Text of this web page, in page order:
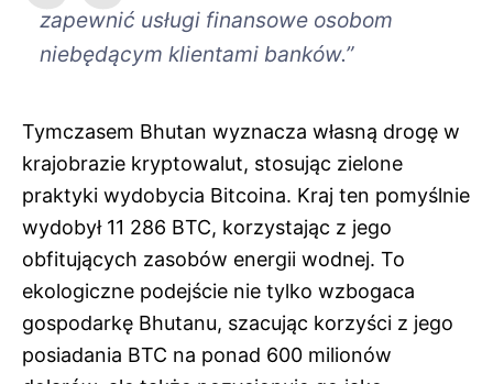
zapewnić usługi finansowe osobom
niebędącym klientami banków.”
Tymczasem Bhutan wyznacza własną drogę w
krajobrazie kryptowalut, stosując zielone
praktyki wydobycia Bitcoina. Kraj ten pomyślnie
wydobył 11 286 BTC, korzystając z jego
obfitujących zasobów energii wodnej. To
ekologiczne podejście nie tylko wzbogaca
gospodarkę Bhutanu, szacując korzyści z jego
posiadania BTC na ponad 600 milionów